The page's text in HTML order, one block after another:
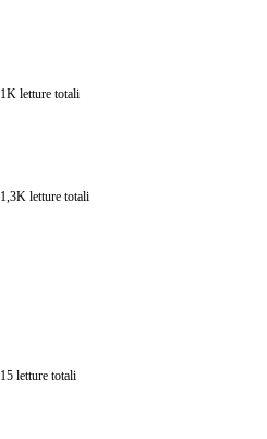
1K letture totali
1,3K letture totali
15 letture totali